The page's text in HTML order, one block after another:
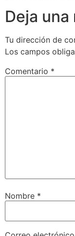
Deja
Tu dirección de
Los campos
Comentario *
Nombre *